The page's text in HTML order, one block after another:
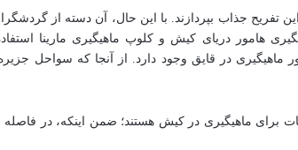
تفریح جذاب بپردازند. با این حال، آن دسته از
هامور دریای کیش و کلوپ ماهیگیری مارینا
در قایق وجود دارد. از آنجا که سواحل
ماهیگیری در کیش هستند؛ ضمن اینکه، در